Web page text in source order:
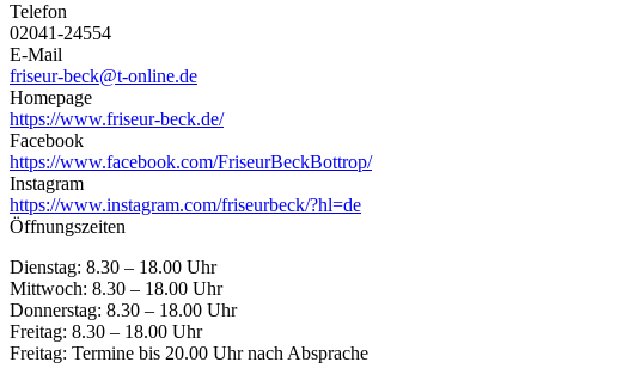
Telefon
02041-24554
E-Mail
friseur-beck@t-online.de
Homepage
https://www.friseur-beck.de/
Facebook
https://www.facebook.com/FriseurBeckBottrop/
Instagram
https://www.instagram.com/friseurbeck/?hl=de
Öffnungszeiten
Dienstag: 8.30 – 18.00 Uhr
Mittwoch: 8.30 – 18.00 Uhr
Donnerstag: 8.30 – 18.00 Uhr
Freitag: 8.30 – 18.00 Uhr
Freitag: Termine bis 20.00 Uhr nach Absprache